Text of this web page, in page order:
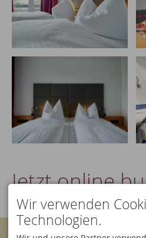
Jetzt online
Wir verwenden
Technologien.